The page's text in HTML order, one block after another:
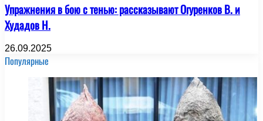
Упражнения в бою с тенью: рассказывают Огуренков В. и
Худадов Н.
26.09.2025
Популярные